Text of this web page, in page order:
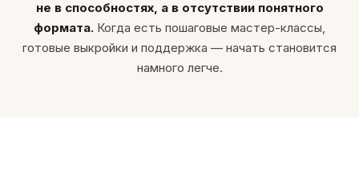
не в способностях, а в отсутствии понятного
формата. Когда есть пошаговые мастер-классы,
готовые выкройки и поддержка — начать становится
намного легче.